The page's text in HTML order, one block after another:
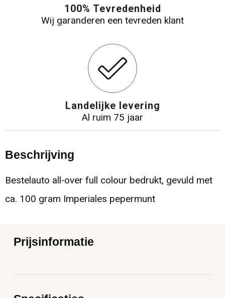
100% Tevredenheid
Wij garanderen een tevreden klant
Landelijke levering
Al ruim 75 jaar
Beschrijving
Bestelauto all-over full colour bedrukt, gevuld met
ca. 100 gram Imperiales pepermunt
Prijsinformatie